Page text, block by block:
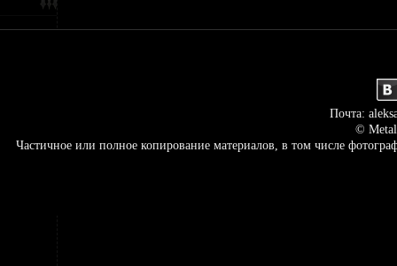
Почта:
©
Частичное или полное копирование материалов, в том числе